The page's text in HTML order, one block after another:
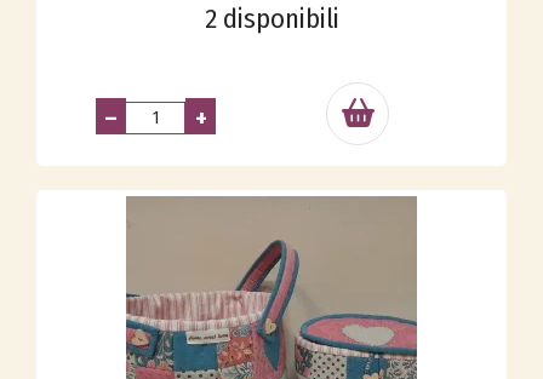
2 disponibili
– +